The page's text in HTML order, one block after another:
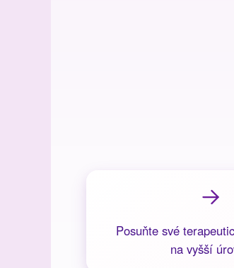
Posuňte své
na vyšší